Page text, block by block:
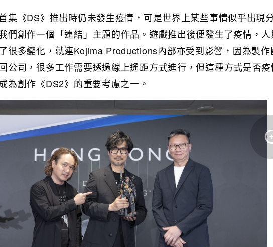
集《DS》推出時仍未發生疫情，可是世界上某些事情似乎出現
們創作一個「連結」主題的作品。遊戲推出後便發生了疫情，
很多變化，就連Kojima Productions內部亦受到影響，因為製
公司，很多工作需要透過線上遙距方式進行，但這種方式是否
為創作《DS2》的重要考慮之一。